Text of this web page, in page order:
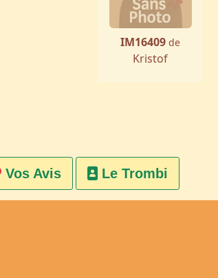
IM16409 de
Kristof
Vos Avis Le Trombi